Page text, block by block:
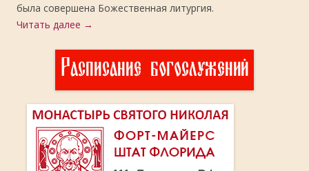
была совершена Божественная литургия.
Читать далее →